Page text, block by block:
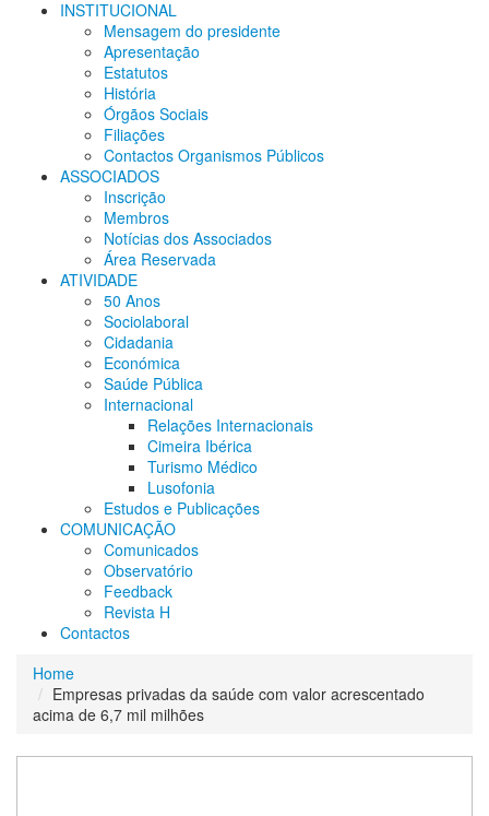
INSTITUCIONAL
Mensagem do presidente
Apresentação
Estatutos
História
Órgãos Sociais
Filiações
Contactos Organismos Públicos
ASSOCIADOS
Inscrição
Membros
Notícias dos Associados
Área Reservada
ATIVIDADE
50 Anos
Sociolaboral
Cidadania
Económica
Saúde Pública
Internacional
Relações Internacionais
Cimeira Ibérica
Turismo Médico
Lusofonia
Estudos e Publicações
COMUNICAÇÃO
Comunicados
Observatório
Feedback
Revista H
Contactos
Home
Empresas privadas da saúde com valor acrescentado
acima de 6,7 mil milhões